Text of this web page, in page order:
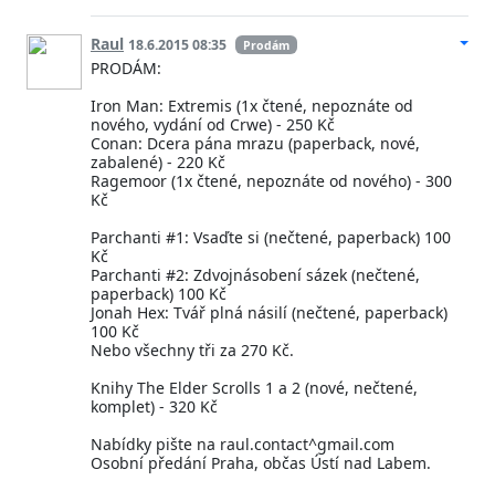
Raul 18.6.2015 08:35 Prodám
PRODÁM:
Iron Man: Extremis (1x čtené, nepoznáte od
nového, vydání od Crwe) - 250 Kč
Conan: Dcera pána mrazu (paperback, nové,
zabalené) - 220 Kč
Ragemoor (1x čtené, nepoznáte od nového) - 300
Kč
Parchanti #1: Vsaďte si (nečtené, paperback) 100
Kč
Parchanti #2: Zdvojnásobení sázek (nečtené,
paperback) 100 Kč
Jonah Hex: Tvář plná násilí (nečtené, paperback)
100 Kč
Nebo všechny tři za 270 Kč.
Knihy The Elder Scrolls 1 a 2 (nové, nečtené,
komplet) - 320 Kč
Nabídky pište na raul.contact^gmail.com
Osobní předání Praha, občas Ústí nad Labem.